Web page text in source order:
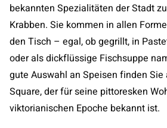
bekannten Spezialitäten der Stadt
Krabben. Sie kommen in allen
den Tisch – egal, ob gegrillt, in
oder als dickflüssige Fischsuppe
gute Auswahl an Speisen finden
Square, der für seine pittoresken
viktorianischen Epoche bekannt ist.